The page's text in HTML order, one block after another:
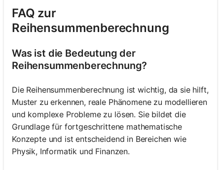
FAQ zur
Reihensummenberechnung
Was ist die Bedeutung der
Reihensummenberechnung?
Die Reihensummenberechnung ist wichtig, da sie hilft,
Muster zu erkennen, reale Phänomene zu modellieren
und komplexe Probleme zu lösen. Sie bildet die
Grundlage für fortgeschrittene mathematische
Konzepte und ist entscheidend in Bereichen wie
Physik, Informatik und Finanzen.